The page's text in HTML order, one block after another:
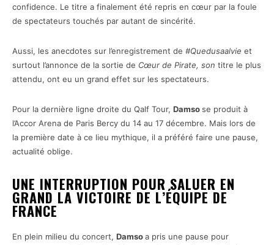
confidence. Le titre a finalement été repris en cœur par la foule
de spectateurs touchés par autant de sincérité.
Aussi, les anecdotes sur l’enregistrement de #Quedusaalvie et
surtout l’annonce de la sortie de Cœur de Pirate, son titre le plus
attendu, ont eu un grand effet sur les spectateurs.
Pour la dernière ligne droite du Qalf Tour, Damsose produit à
l’Accor Arena de Paris Bercy du 14 au 17 décembre. Mais lors de
la première date à ce lieu mythique, il a préféré faire une pause,
actualité oblige.
UNE INTERRUPTION POUR SALUER EN
GRAND LA VICTOIRE DE L’ÉQUIPE DE
FRANCE
En plein milieu du concert, Damsoa pris une pause pour